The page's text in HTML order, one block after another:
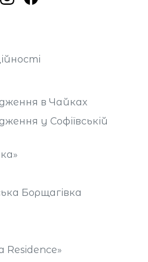
в Чайках
у Софіївській
Борщагівка
Residence»